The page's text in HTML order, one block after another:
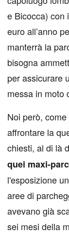
e Bicocca) con
euro all’anno
manterrà la
bisogna
per assicurare
messa in moto
Noi però,
affrontare la
chiesti, al di là
quei maxi-
l'esposizione
aree di
avevano già
sei mesi della